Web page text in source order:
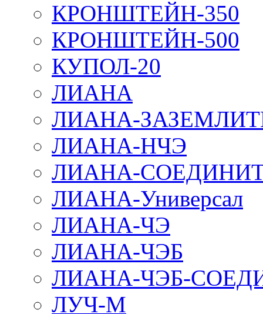
КРОНШТЕЙН-350
КРОНШТЕЙН-500
КУПОЛ-20
ЛИАНА
ЛИАНА-
ЛИАНА-НЧЭ
ЛИАНА-
ЛИАНА-Универсал
ЛИАНА-ЧЭ
ЛИАНА-ЧЭБ
ЛИАНА-ЧЭБ-
ЛУЧ-М